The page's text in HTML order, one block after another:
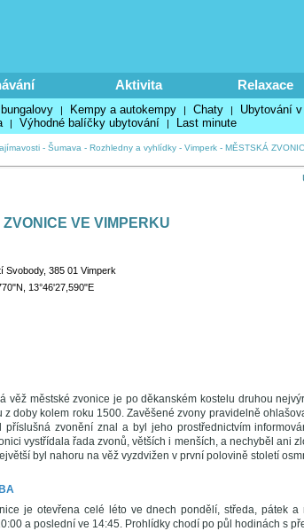
Aktivita Relaxace
| Kempy a autokempy | Chaty | Ubytování
| Výhodné balíčky ubytování | Last minute
- Šumava - Rozhledny a vyhlídky- Vimperk- MĚSTSKÁ
ZVONICE VE VIMPERKU
Svobody, 385 01 Vimperk
13°46'27,590"E
věž městské zvonice je po děkanském kostelu druhou
z doby kolem roku 1500. Zavěšené zvony pravidelně
příslušná zvonění znal a byl jeho prostřednictvím
vystřídala řada zvonů, větších i menších, a nechyběl ani
byl nahoru na věž vyzdvižen v první polovině století
je otevřena celé léto ve dnech pondělí, středa, pátek
a poslední ve 14:45. Prohlídky chodí po půl hodinách s